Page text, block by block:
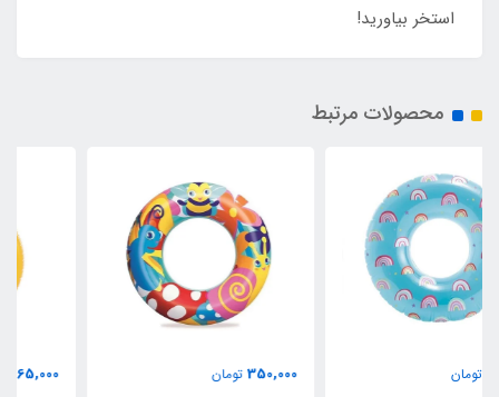
استخر بیاورید!
محصولات مرتبط
350,000
465,000